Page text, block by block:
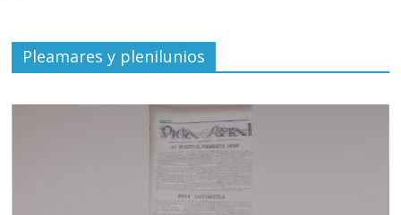
Pleamares y plenilunios